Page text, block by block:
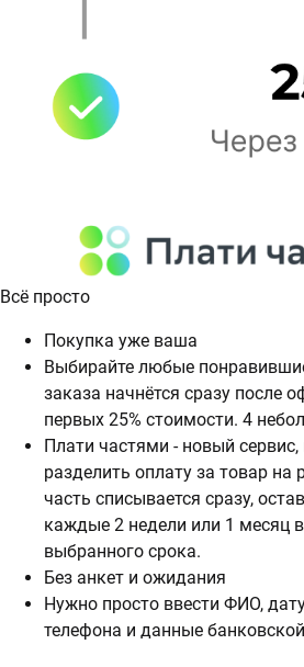
Всё просто
Покупка уже ваша
Выбирайте любые
заказа начнётся сразу после
первых 25% стоимости. 4
Плати частями - новый
разделить оплату за товар на
часть списывается сразу,
каждые 2 недели или 1 месяц
выбранного срока.
Без анкет и ожидания
Нужно просто ввести ФИО,
телефона и данные